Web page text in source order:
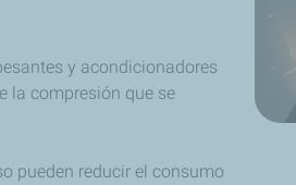
y acondicionadores
la compresión que se
pueden reducir el consumo